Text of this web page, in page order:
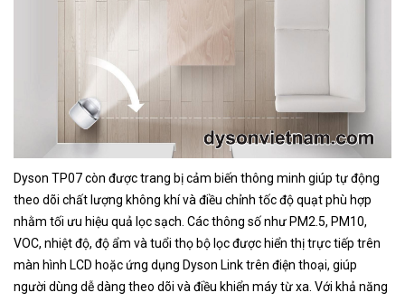
Dyson TP07 còn được trang bị cảm biến thông minh giúp tự động
theo dõi chất lượng không khí và điều chỉnh tốc độ quạt phù hợp
nhằm tối ưu hiệu quả lọc sạch. Các thông số như PM2.5, PM10,
VOC, nhiệt độ, độ ẩm và tuổi thọ bộ lọc được hiển thị trực tiếp trên
màn hình LCD hoặc ứng dụng Dyson Link trên điện thoại, giúp
người dùng dễ dàng theo dõi và điều khiển máy từ xa. Với khả năng